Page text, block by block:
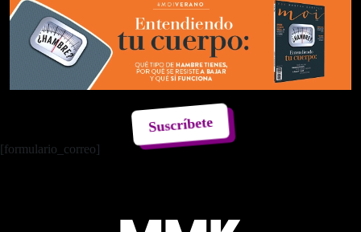
Suscríbete
[formulario_correo]